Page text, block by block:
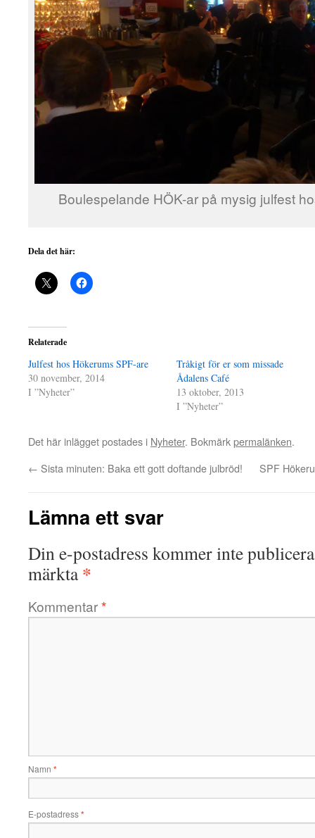
Boulespelande HÖK-ar på mysig julfest
Dela det här:
Relaterade
Julfest hos Hökerums SPF-are
30 november, 2014
I ”Nyheter”
Tråkigt för er som missade
Ådalens Café
13 oktober, 2013
I ”Nyheter”
Det här inlägget postades i Nyheter. Bokmärkpermalänken.
← Sista minuten: Baka ett gott doftande julbröd! SPF
Lämna ett svar
Din e-postadress kommer inte
märkta*
Kommentar*
Namn *
E-postadress*